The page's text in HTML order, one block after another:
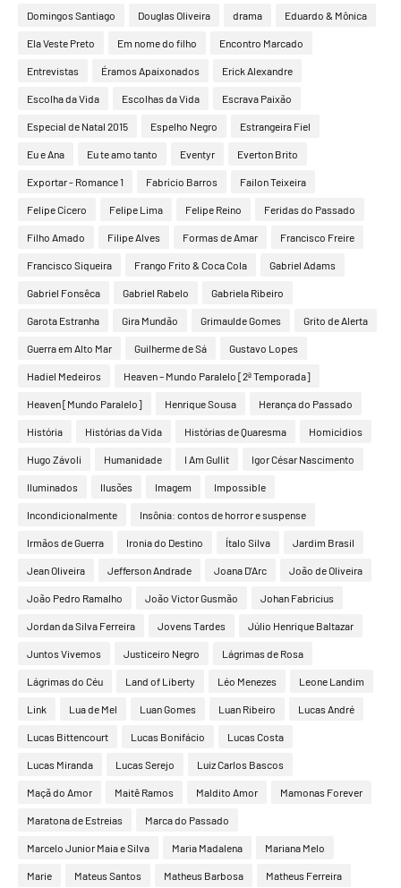
Domingos Santiago Douglas Oliveira drama Eduardo & Mônica
Ela Veste Preto Em nome do filho Encontro Marcado
Entrevistas Éramos Apaixonados Erick Alexandre
Escolha da Vida Escolhas da Vida Escrava Paixão
Especial de Natal 2015 Espelho Negro Estrangeira Fiel
Eu e Ana Eu te amo tanto Eventyr Everton Brito
Exportar - Romance 1 Fabrício Barros Failon Teixeira
Felipe Cícero Felipe Lima Felipe Reino Feridas do Passado
Filho Amado Filipe Alves Formas de Amar Francisco Freire
Francisco Siqueira Frango Frito & Coca Cola Gabriel Adams
Gabriel Fonsêca Gabriel Rabelo Gabriela Ribeiro
Garota Estranha Gira Mundão Grimaulde Gomes Grito de Alerta
Guerra em Alto Mar Guilherme de Sá Gustavo Lopes
Hadiel Medeiros Heaven – Mundo Paralelo [2ª Temporada]
Heaven [Mundo Paralelo] Henrique Sousa Herança do Passado
História Histórias da Vida Histórias de Quaresma Homicídios
Hugo Závoli Humanidade I Am Gullit Igor César Nascimento
Iluminados Ilusões Imagem Impossible
Incondicionalmente Insônia: contos de horror e suspense
Irmãos de Guerra Ironia do Destino Ítalo Silva Jardim Brasil
Jean Oliveira Jefferson Andrade Joana D'Arc João de Oliveira
João Pedro Ramalho João Victor Gusmão Johan Fabricius
Jordan da Silva Ferreira Jovens Tardes Júlio Henrique Baltazar
Juntos Vivemos Justiceiro Negro Lágrimas de Rosa
Lágrimas do Céu Land of Liberty Léo Menezes Leone Landim
Link Lua de Mel Luan Gomes Luan Ribeiro Lucas André
Lucas Bittencourt Lucas Bonifácio Lucas Costa
Lucas Miranda Lucas Serejo Luiz Carlos Bascos
Maçã do Amor Maitê Ramos Maldito Amor Mamonas Forever
Maratona de Estreias Marca do Passado
Marcelo Junior Maia e Silva Maria Madalena Mariana Melo
Marie Mateus Santos Matheus Barbosa Matheus Ferreira